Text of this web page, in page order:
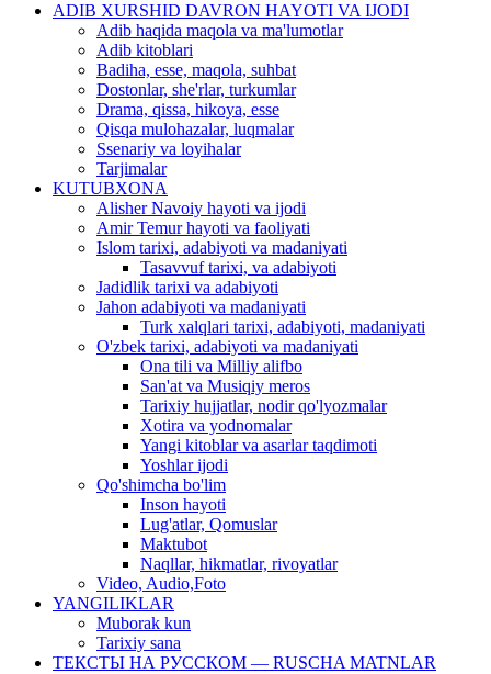
ADIB XURSHID DAVRON HAYOTI VA IJODI
Adib haqida maqola va ma'lumotlar
Adib kitoblari
Badiha, esse, maqola, suhbat
Dostonlar, she'rlar, turkumlar
Drama, qissa, hikoya, esse
Qisqa mulohazalar, luqmalar
Ssenariy va loyihalar
Tarjimalar
KUTUBXONA
Alisher Navoiy hayoti va ijodi
Amir Temur hayoti va faoliyati
Islom tarixi, adabiyoti va madaniyati
Tasavvuf tarixi, va adabiyoti
Jadidlik tarixi va adabiyoti
Jahon adabiyoti va madaniyati
Turk xalqlari tarixi, adabiyoti, madaniyati
O'zbek tarixi, adabiyoti va madaniyati
Ona tili va Milliy alifbo
San'at va Musiqiy meros
Tarixiy hujjatlar, nodir qo'lyozmalar
Xotira va yodnomalar
Yangi kitoblar va asarlar taqdimoti
Yoshlar ijodi
Qo'shimcha bo'lim
Inson hayoti
Lug'atlar, Qomuslar
Maktubot
Naqllar, hikmatlar, rivoyatlar
Video, Audio,Foto
YANGILIKLAR
Muborak kun
Tarixiy sana
ТЕКСТЫ НА РУССКОМ — RUSCHA MATNLAR